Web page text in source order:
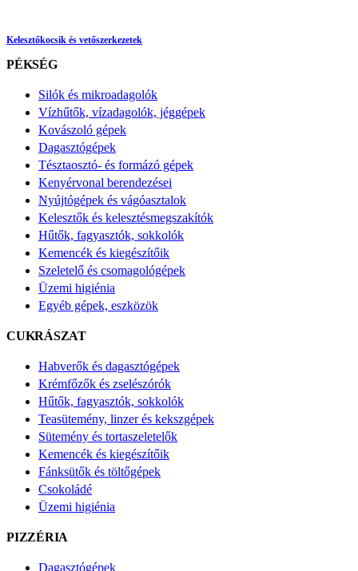
Kelesztőkocsik és vetőszerkezetek
PÉKSÉG
Silók és mikroadagolók
Vízhűtők, vízadagolók, jéggépek
Kovászoló gépek
Dagasztógépek
Tésztaosztó- és formázó gépek
Kenyérvonal berendezései
Nyújtógépek és vágóasztalok
Kelesztők és kelesztésmegszakítók
Hűtők, fagyasztók, sokkolók
Kemencék és kiegészítőik
Szeletelő és csomagológépek
Üzemi higiénia
Egyéb gépek, eszközök
CUKRÁSZAT
Habverők és dagasztógépek
Krémfőzők és zselészórók
Hűtők, fagyasztók, sokkolók
Teasütemény, linzer és kekszgépek
Sütemény és tortaszeletelők
Kemencék és kiegészítőik
Fánksütők és töltőgépek
Csokoládé
Üzemi higiénia
PIZZÉRIA
Dagasztógépek